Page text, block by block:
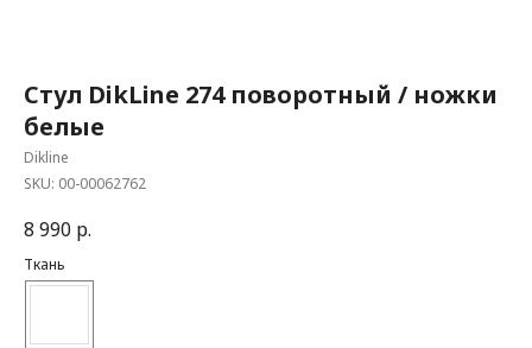
Стул DikLine 274 поворотный / ножки
белые
Dikline
SKU: 00-00062762
8 990 р.
Ткань